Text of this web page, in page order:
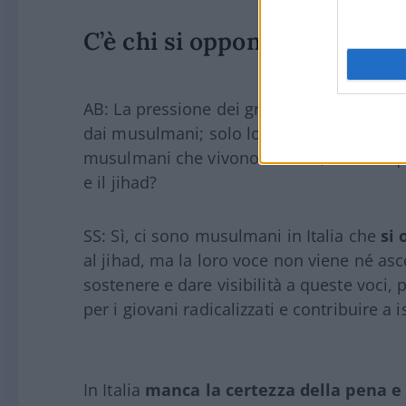
C’è chi si oppone
AB: La pressione dei gruppi integralisti,
dai musulmani; solo loro possono
musulmani che vivono in Italia, ci sono
e il jihad?
SS: Sì, ci sono musulmani in Italia che si
al jihad, ma la loro voce non viene né
sostenere e dare visibilità a queste
per i giovani radicalizzati e contribuire a
In Italia manca la certezza della pena e